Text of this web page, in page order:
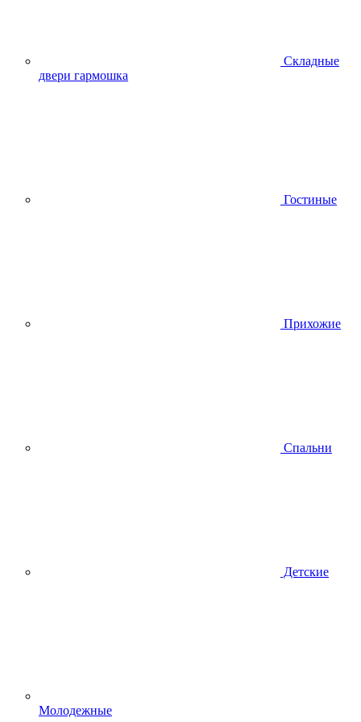
Складные
двери гармошка
Гостиные
Прихожие
Спальни
Детские
Молодежные